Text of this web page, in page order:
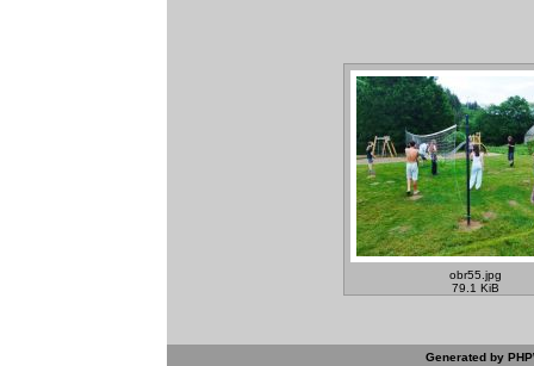
obr55.jpg
79.1 KiB
Generated by